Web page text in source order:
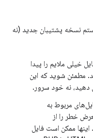
نسخه پشتیبان جدید (نه
خیلی ملایم را پیدا
مطمئن شوید که این
دهید، نه خود سرور.
مربوط به
اینها ممکن است فایل